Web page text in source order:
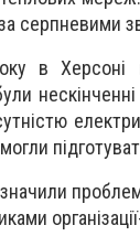
серпневими
в